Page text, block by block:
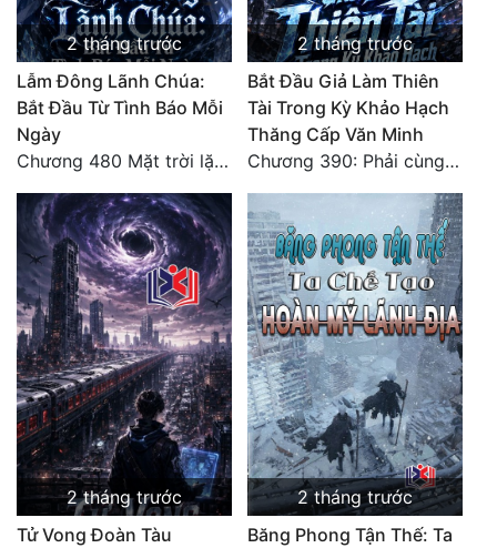
2 tháng trước
Lẫm Đông Lãnh Chúa:
Bắt Đầu Từ Tình Báo Mỗi
Ngày
Chương 480 Mặt trời lặn núi (Đại kết cục)
2 tháng trước
Bắt Đầu Giả Làm Thiên
Tài Trong Kỳ Khảo Hạch
Thăng Cấp Văn Minh
Chương 390: Phải cùng nhau gánh
2 tháng trước
Tử Vong Đoàn Tàu
2 tháng trước
Băng Phong Tận Thế: Ta